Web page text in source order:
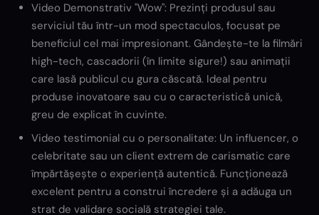
Video Demonstrativ "Wow": Prezinți produsul sau
serviciul tău într-un mod spectaculos, focusat pe
beneficiul cel mai impresionant. Gândește-te la filmări
high-tech, cascadorii (în limite sigure!) sau animații
care lasă publicul cu gura căscată. Ideal pentru
produse inovatoare sau cu o caracteristică unică,
greu de explicat în cuvinte.
Video testimonial cu o personalitate: Un influencer, o
celebritate sau un client extrem de carismatic care
împărtășește o experiență autentică. Funcționează
excelent pentru a construi încredere și a adăuga un
strat de validare socială strategiei tale.